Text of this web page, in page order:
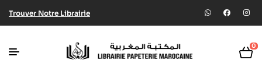
Trouver Notre Librairie
0